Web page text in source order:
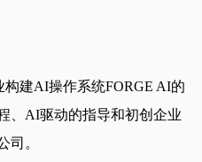
建AI操作系统FORGE AI的
、AI驱动的指导和初创企业
司。